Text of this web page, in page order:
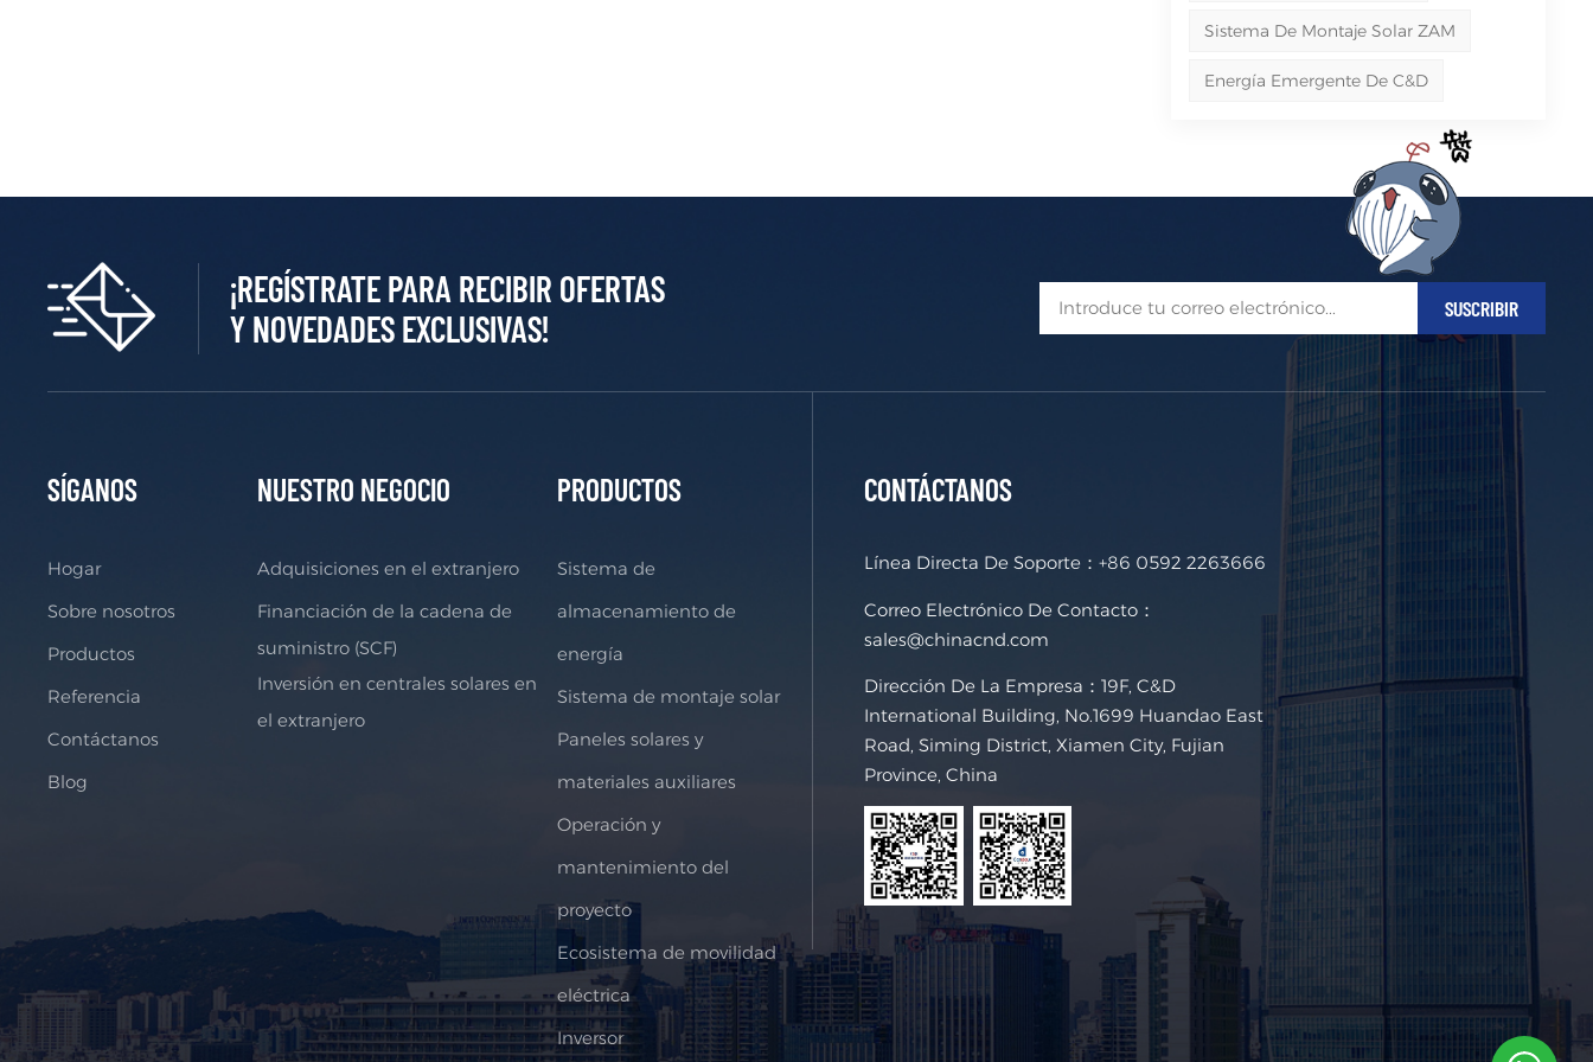
Sistema De Montaje Solar ZAM
Energía Emergente De C&D
¡REGÍSTRATE PARA RECIBIR OFERTAS
Y NOVEDADES EXCLUSIVAS!
SÍGANOS
Hogar
Sobre nosotros
Productos
Referencia
Contáctanos
Blog
NUESTRO NEGOCIO
Adquisiciones en el extranjero
Financiación de la cadena de
suministro (SCF)
Inversión en centrales solares en
el extranjero
PRODUCTOS
Sistema de
almacenamiento de
energía
Sistema de montaje solar
Paneles solares y
materiales auxiliares
Operación y
mantenimiento del
proyecto
Ecosistema de movilidad
eléctrica
Inversor
CONTÁCTANOS
Línea Directa De Soporte：+86 0592 2263666
Correo Electrónico De Contacto：
sales@chinacnd.com
Dirección De La Empresa：19F, C&D
International Building, No.1699 Huandao East
Road, Siming District, Xiamen City, Fujian
Province, China